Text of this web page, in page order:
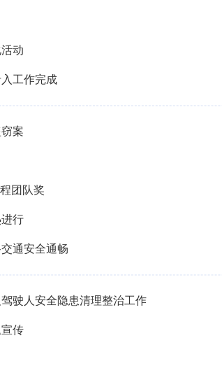
动
工作完成
案
团队奖
行
通安全通畅
驶人安全隐患清理整治工作
传